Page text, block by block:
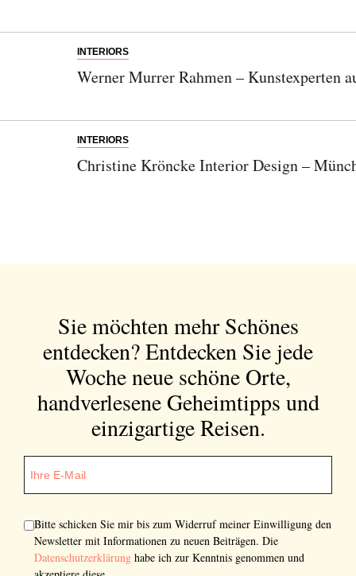
INTERIORS
Werner Murrer Rahmen – Kunstexperten
INTERIORS
Christine Kröncke Interior Design –
Sie möchten mehr Schönes
entdecken?Entdecken Sie jede
Woche neue schöne Orte,
handverlesene Geheimtipps und
einzigartige Reisen.
Bitte schicken Sie mir bis zum Widerruf meiner Einwilligung den
Newsletter mit Informationen zu neuen Beiträgen. Die
Datenschutzerklärung habe ich zur Kenntnis genommen und